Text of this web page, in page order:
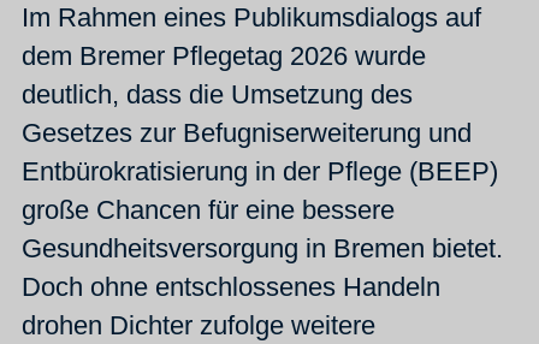
Im Rahmen eines Publikumsdialogs auf
dem Bremer Pflegetag 2026 wurde
deutlich, dass die Umsetzung des
Gesetzes zur Befugniserweiterung und
Entbürokratisierung in der Pflege (BEEP)
große Chancen für eine bessere
Gesundheitsversorgung in Bremen bietet.
Doch ohne entschlossenes Handeln
drohen Dichter zufolge weitere